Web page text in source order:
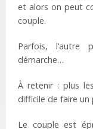
et alors on peut
couple.
Parfois,
démarche…
À retenir : plus
difficile de
Le couple est